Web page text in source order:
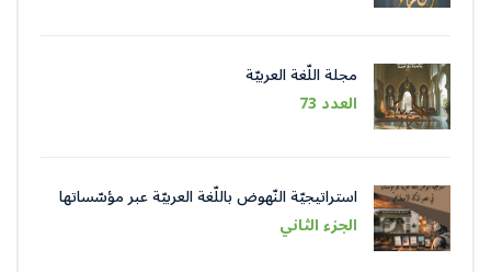
مجلة اللّغة العربيّة
العدد 73
استراتيجيّة النّهوض باللّغة العربيّة عبر مؤسّساتها
في عصر الذّكاء الاصطناعيّ
الجزء الثاني